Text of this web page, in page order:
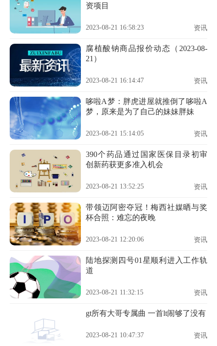
资项目
2023-08-21 16:58:23 资讯
腐植酸钠商品报价动态（2023-08-
21）
2023-08-21 16:14:47 资讯
哆啦A梦：胖虎进屋就推倒了哆啦A
梦，原来是为了自己的妹妹胖妹
2023-08-21 15:14:05 资讯
390个药品通过国家医保目录初审
创新药获更多准入机会
2023-08-21 13:52:25 资讯
带领迈阿密夺冠！梅西社媒晒与奖
杯合照：难忘的夜晚
2023-08-21 12:20:06 资讯
陆地探测四号01星顺利进入工作轨
道
2023-08-21 11:32:15 资讯
gt所有大哥专属曲 一首lt闹够了没有
2023-08-21 10:47:37 资讯